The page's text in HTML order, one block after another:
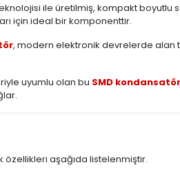
ile üretilmiş, kompakt
için ideal bir komponenttir.
, modern elektronik devrelerde alan
uyumlu olan bu SMD
özellikleri aşağıda listelenmiştir.